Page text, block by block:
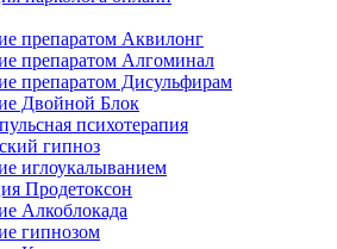
препаратом Аквилонг
препаратом Алгоминал
препаратом Дисульфирам
Двойной Блок
психотерапия
гипноз
иглоукалыванием
Продетоксон
Алкоблокада
гипнозом